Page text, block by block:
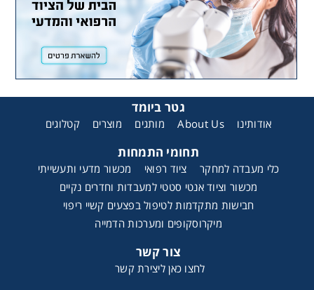
גטר ביומד
אודותינו About Us מותגים מוצרים קטלוגים
תחומי התמחות
כלי מעבדה למחקר ציוד רפואי
מכשור מדעי ותעשייתי
מכשור וציוד אנטי סטטי למעבדות וחדרים נקיים
חבישות מתקדמות לטיפול בפצעים קשיי ריפוי
מיקרוסקופים ומערכות הדמייה
צור קשר
לחצו כאן ליצירת קשר